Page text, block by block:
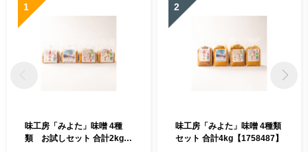
1
味工房「みよた」味噌 4種
類 お試しセット 合計2kg
2
味工房「みよた」味噌 4種類
セット 合計4kg【1758487】